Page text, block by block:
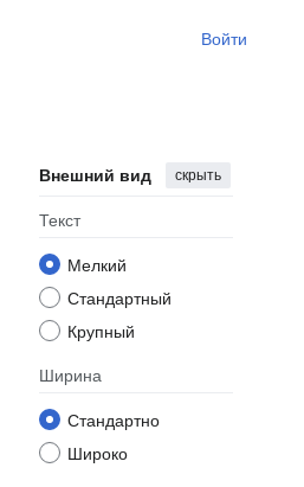
Войти
Внешний вид скрыть
Текст
Мелкий
Стандартный
Крупный
Ширина
Стандартно
Широко